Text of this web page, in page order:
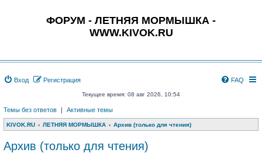
ФОРУМ - ЛЕТНЯЯ МОРМЫШКА -
WWW.KIVOK.RU
Вход Регистрация FAQ
Текущее время: 08 авг 2026, 10:54
Темы без ответов | Активные темы
KIVOK.RU ЛЕТНЯЯ МОРМЫШКА Архив (только для чтения)
Архив (только для чтения)